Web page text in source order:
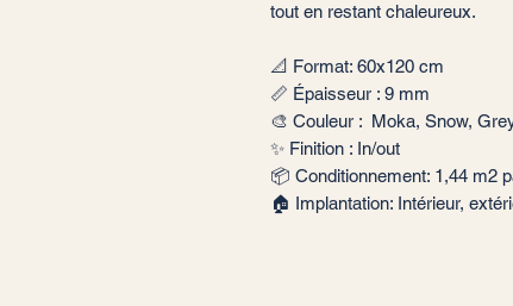
tout en restant chaleureux.
📐 Format: 60x120 cm
📏 Épaisseur : 9 mm
🎨 Couleur : Moka, Snow,
✨ Finition : In/out
📦 Conditionnement: 1,44 m2
🏠 Implantation: Intérieur,